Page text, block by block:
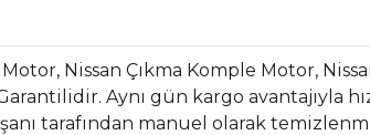
Nissan Çıkma Komple Motor,
Aynı gün kargo avantajıyla
tarafından manuel olarak